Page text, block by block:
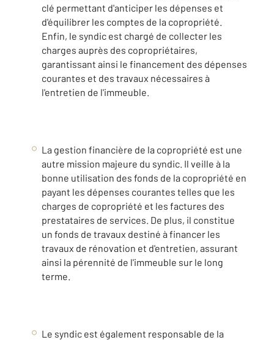
clé permettant d'anticiper les dépenses et
d'équilibrer les comptes de la copropriété.
Enfin, le syndic est chargé de collecter les
charges auprès des copropriétaires,
garantissant ainsi le financement des dépenses
courantes et des travaux nécessaires à
l'entretien de l'immeuble.
La gestion financière de la copropriété est une
autre mission majeure du syndic. Il veille à la
bonne utilisation des fonds de la copropriété en
payant les dépenses courantes telles que les
charges de copropriété et les factures des
prestataires de services. De plus, il constitue
un fonds de travaux destiné à financer les
travaux de rénovation et d'entretien, assurant
ainsi la pérennité de l'immeuble sur le long
terme.
Le syndic est également responsable de la